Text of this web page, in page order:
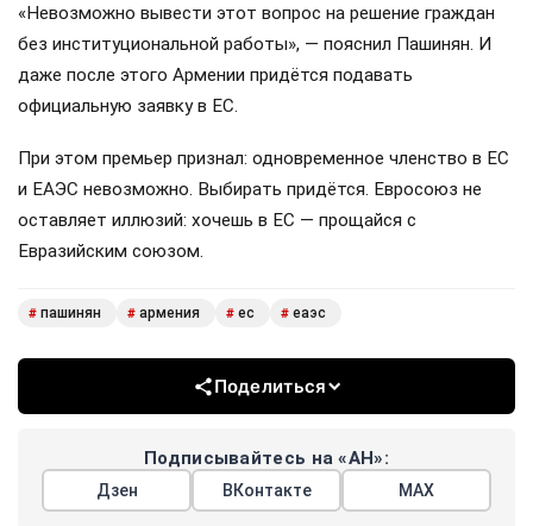
«Невозможно вывести этот вопрос на решение граждан
без институциональной работы», — пояснил Пашинян. И
даже после этого Армении придётся подавать
официальную заявку в ЕС.
При этом премьер признал: одновременное членство в ЕС
и ЕАЭС невозможно. Выбирать придётся. Евросоюз не
оставляет иллюзий: хочешь в ЕС — прощайся с
Евразийским союзом.
# пашинян # армения # ес # еаэс
Поделиться
Подписывайтесь на «АН»:
Дзен ВКонтакте МАХ